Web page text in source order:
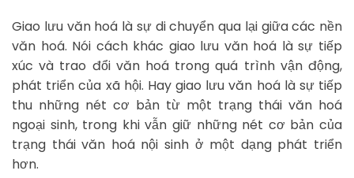
Giao lưu văn hoá là sự di chuyển qua lại giữa các nền
văn hoá. Nói cách khác giao lưu văn hoá là sự tiếp
xúc và trao đổi văn hoá trong quá trình vận động,
phát triển của xã hội. Hay giao lưu văn hoá là sự tiếp
thu những nét cơ bản từ một trạng thái văn hoá
ngoại sinh, trong khi vẫn giữ những nét cơ bản của
trạng thái văn hoá nội sinh ở một dạng phát triển
hơn.